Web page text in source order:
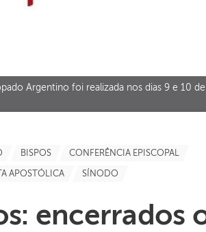
Argentino foi realizada nos dias 9 e 10
BISPOS CONFERÊNCIA EPISCOPAL
APOSTÓLICA SÍNODO
encerrados